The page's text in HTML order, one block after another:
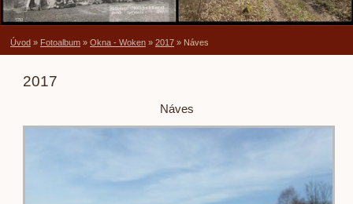
Úvod » Fotoalbum » Okna - Woken » 2017 » Náves
2017
Náves